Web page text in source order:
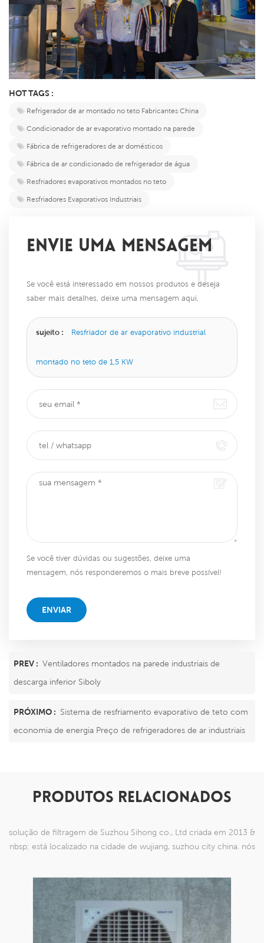
HOT TAGS :
Refrigerador de ar montado no teto Fabricantes China
Condicionador de ar evaporativo montado na parede
Fábrica de refrigeradores de ar domésticos
Fábrica de ar condicionado de refrigerador de água
Resfriadores evaporativos montados no teto
Resfriadores Evaporativos Industriais
ENVIE UMA MENSAGEM
Se você está interessado em nossos produtos e deseja
saber mais detalhes, deixe uma mensagem aqui,
sujeito : Resfriador de ar evaporativo industrial
montado no teto de 1,5 KW
Se você tiver dúvidas ou sugestões, deixe uma
mensagem, nós responderemos o mais breve possível!
ENVIAR
PREV : Ventiladores montados na parede industriais de
descarga inferior Siboly
PRÓXIMO : Sistema de resfriamento evaporativo de teto com
economia de energia Preço de refrigeradores de ar industriais
PRODUTOS RELACIONADOS
solução de filtragem de Suzhou Sihong co., Ltd criada em 2013 &
nbsp; está localizado na cidade de wujiang, suzhou city china. nós